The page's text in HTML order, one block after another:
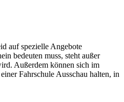
auf spezielle Angebote
bedeuten muss, steht außer
Außerdem können sich im
Fahrschule Ausschau halten, in